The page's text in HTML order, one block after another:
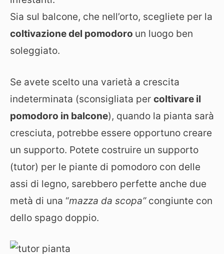
Sia sul balcone, che nell’orto, scegliete per la
coltivazione del pomodoro un luogo ben
soleggiato.
Se avete scelto una varietà a crescita
indeterminata (sconsigliata per coltivare il
pomodoro in balcone), quando la pianta sarà
cresciuta, potrebbe essere opportuno creare
un supporto. Potete costruire un supporto
(tutor) per le piante di pomodoro con delle
assi di legno, sarebbero perfette anche due
metà di una “mazza da scopa”congiunte con
dello spago doppio.